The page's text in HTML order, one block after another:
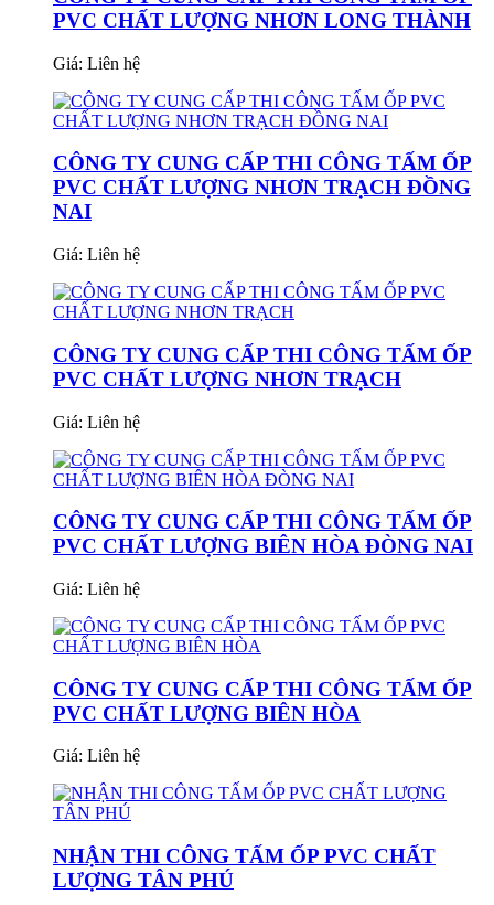
PVC CHẤT LƯỢNG NHƠN LONG THÀNH
Giá: Liên hệ
CÔNG TY CUNG CẤP THI CÔNG TẤM ỐP
PVC CHẤT LƯỢNG NHƠN TRẠCH ĐỒNG
NAI
Giá: Liên hệ
CÔNG TY CUNG CẤP THI CÔNG TẤM ỐP
PVC CHẤT LƯỢNG NHƠN TRẠCH
Giá: Liên hệ
CÔNG TY CUNG CẤP THI CÔNG TẤM ỐP
PVC CHẤT LƯỢNG BIÊN HÒA ĐÒNG NAI
Giá: Liên hệ
CÔNG TY CUNG CẤP THI CÔNG TẤM ỐP
PVC CHẤT LƯỢNG BIÊN HÒA
Giá: Liên hệ
NHẬN THI CÔNG TẤM ỐP PVC CHẤT
LƯỢNG TÂN PHÚ